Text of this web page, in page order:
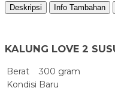
Deskripsi Info Tambahan
KALUNG LOVE 2
Berat
300 gram
Kondisi Baru